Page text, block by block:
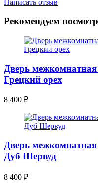
Написать отзыв
Рекомендуем
Дверь
Грецкий орех
8 400 ₽
Дверь
Дуб Шервуд
8 400 ₽